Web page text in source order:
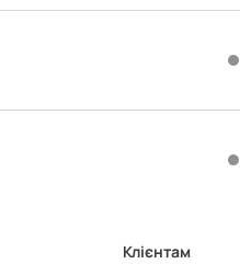
Клієнтам